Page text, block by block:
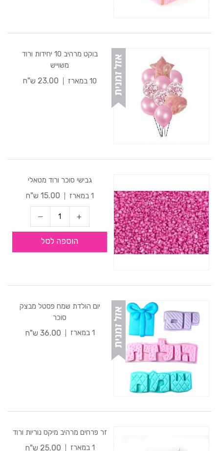
בוקט מרהיב 10 יחידות ורוד
משוייש
10 במארז
23.00 ש"ח
גבישי סוכר ורוד מטאלי
1 במארז
15.00 ש"ח
הוספה לסל
יום הולדת שמח פסטל מבצק
סוכר
1 במארז
36.00 ש"ח
זר פרחים מרהיב מיקס נוריות ורוד
1 במארז
25.00 ש"ח